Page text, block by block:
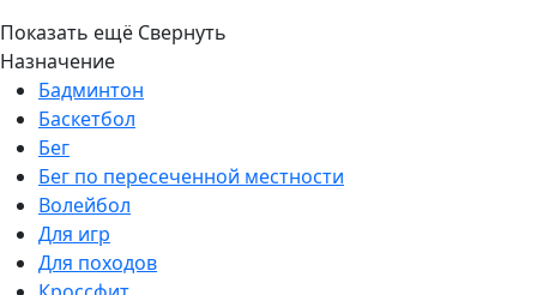
Показать ещё Свернуть
Назначение
Бадминтон
Баскетбол
Бег
Бег по пересеченной местности
Волейбол
Для игр
Для походов